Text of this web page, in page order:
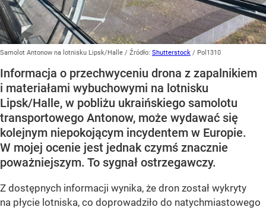
Samolot Antonow na lotnisku Lipsk/Halle / Źródło: Shutterstock / Pol1310
Informacja o przechwyceniu drona z zapalnikiem
i materiałami wybuchowymi na lotnisku
Lipsk/Halle, w pobliżu ukraińskiego samolotu
transportowego Antonow, może wydawać się
kolejnym niepokojącym incydentem w Europie.
W mojej ocenie jest jednak czymś znacznie
poważniejszym. To sygnał ostrzegawczy.
Z dostępnych informacji wynika, że dron został wykryty
na płycie lotniska, co doprowadziło do natychmiastowego